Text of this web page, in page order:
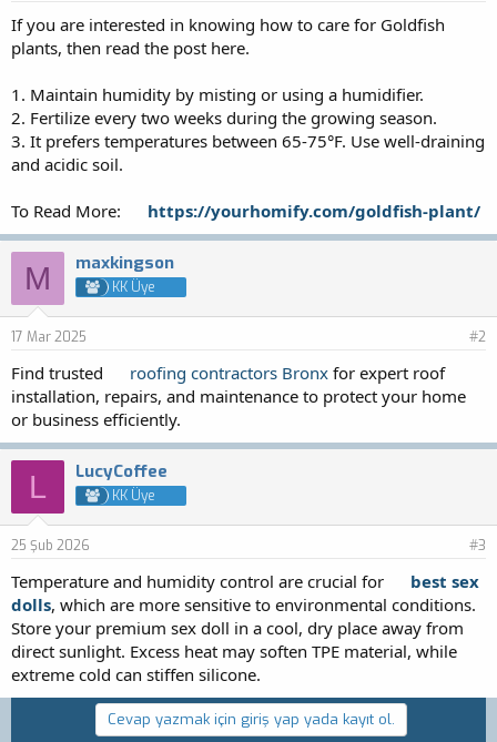
a
ş
a
a
n
ç
t
r
h
i
If you are interested in knowing how to care for Goldfish
plants, then read the post here.
1. Maintain humidity by misting or using a humidifier.
2. Fertilize every two weeks during the growing season.
3. It prefers temperatures between 65-75°F. Use well-draining
and acidic soil.
To Read More: https://yourhomify.com/goldfish-plant/
M maxkingson
KK Üye
17 Mar 2025 #2
Find trusted roofing contractors Bronx for expert roof
installation, repairs, and maintenance to protect your home
or business efficiently.
L LucyCoffee
KK Üye
25 Şub 2026 #3
Temperature and humidity control are crucial for
best sex
dolls, which are more sensitive to environmental conditions.
Store your premium sex doll in a cool, dry place away from
direct sunlight. Excess heat may soften TPE material, while
extreme cold can stiffen silicone.
Cevap yazmak için giriş yap yada kayıt ol.